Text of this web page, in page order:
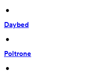
•
Daybed
•
Poltrone
•